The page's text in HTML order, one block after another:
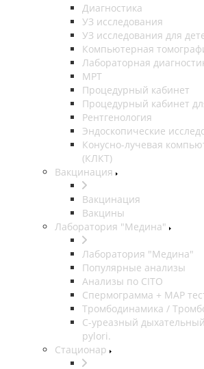
Диагностика
УЗ исследования
УЗ исследования для
Компьютерная
Лабораторная
МРТ
Процедурный кабинет
Процедурный кабинет
Рентгенология
Эндоскопические
Конусно-лучевая
(КЛКТ)
Вакцинация
Вакцинация
Вакцины
Лаборатория "Медина"
Лаборатория "Медина"
Популярные анализы
Анализы по CITO
Спермограмма + МАР
Тромбодинамика /
С-уреазный
pylori.
Стационар